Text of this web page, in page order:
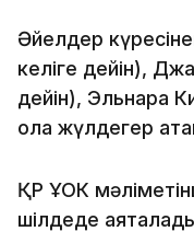
Әйелдер
келіге дейін),
дейін), Эльнара
қола жүлдегер
ҚР ҰОК
шілдеде